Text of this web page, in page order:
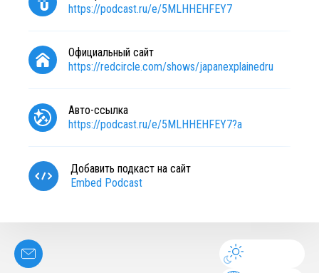
https://podcast.ru/e/5MLHHEHFEY7
Официальный сайт
https://redcircle.com/shows/japanexplainedru
Авто-ссылка
https://podcast.ru/e/5MLHHEHFEY7?a
Добавить подкаст на сайт
Embed Podcast